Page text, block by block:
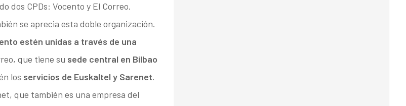
dos CPDs: Vocento y El Correo.
se aprecia esta doble organización.
estén unidas a través de una
que tiene su sede central en Bilbao
los servicios de Euskaltel y Sarenet.
que también es una empresa del